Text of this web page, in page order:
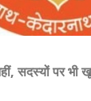
सदस्यों पर भी